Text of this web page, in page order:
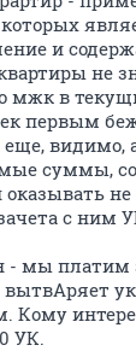
и
не
мжк в
первым
видимо,
суммы,
с ним
- мы платим
вытвАряет
Кому
УК.